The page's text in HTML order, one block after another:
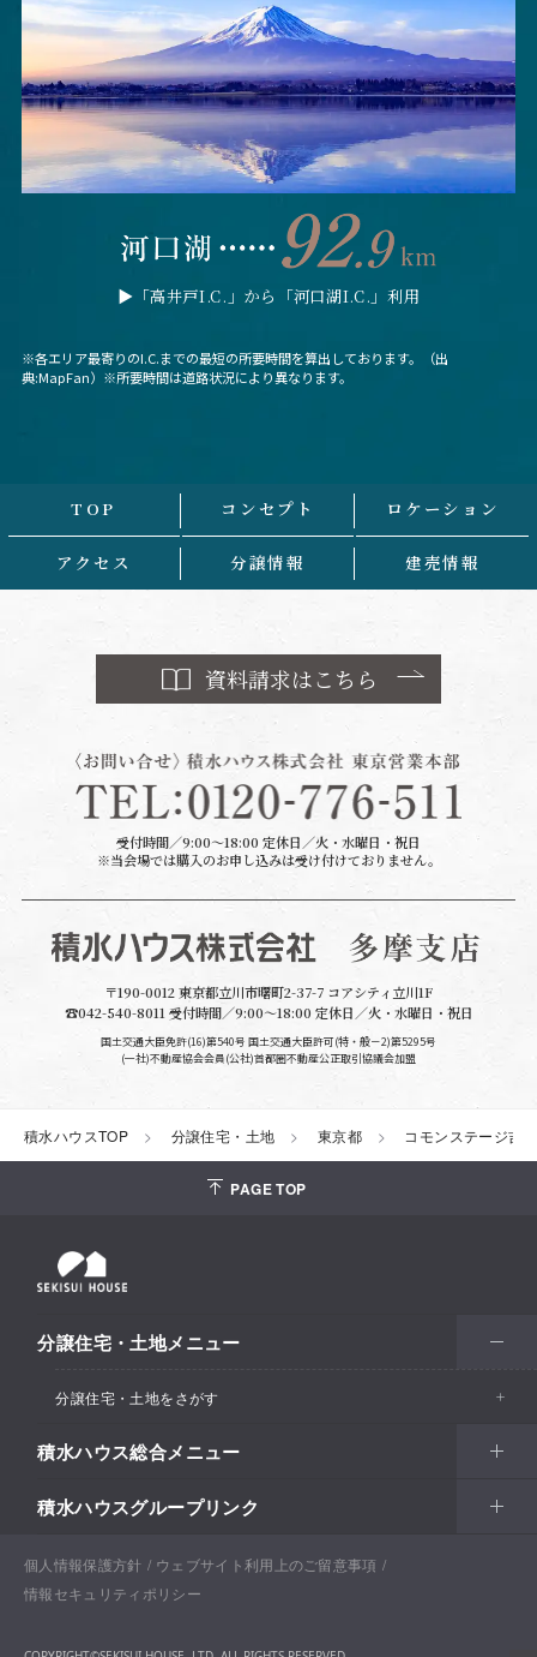
▶︎「高井戸I.C.」から「河口湖I.C.」利用
※各エリア最寄りのI.C.までの最短の所要時間を算出しております。（出
典:MapFan）※所要時間は道路状況により異なります。
TOP コンセプト ロケーション
アクセス 分譲情報 建売情報
資料請求はこちら
受付時間／9:00～18:00 定休日／火・水曜日・祝日
※当会場では購入のお申し込みは受け付けておりません。
〒190-0012 東京都立川市曙町2-37-7 コアシティ立川1F
☎042-540-8011 受付時間／9:00～18:00 定休日／火・水曜日・祝日
国土交通大臣免許(16)第540号 国土交通大臣許可(特・般－2)第5295号
(一社)不動産協会会員(公社)首都圏不動産公正取引協議会加盟
積水ハウスTOP 分譲住宅・土地 東京都 コモンステージ吉
PAGE TOP
分譲住宅・土地メニュー
分譲住宅・土地をさがす
エリアからさがす
北海道・東北
北海道
関東甲信越
市区町村からさがす
沿線・駅からさがす
積水ハウス総合メニュー
住まい
戸建住宅
土地活用
積水ハウスグループリンク
積水ハウスサポートプラス
個人情報保護方針
ウェブサイト利用上のご留意事項
情報セキュリティポリシー